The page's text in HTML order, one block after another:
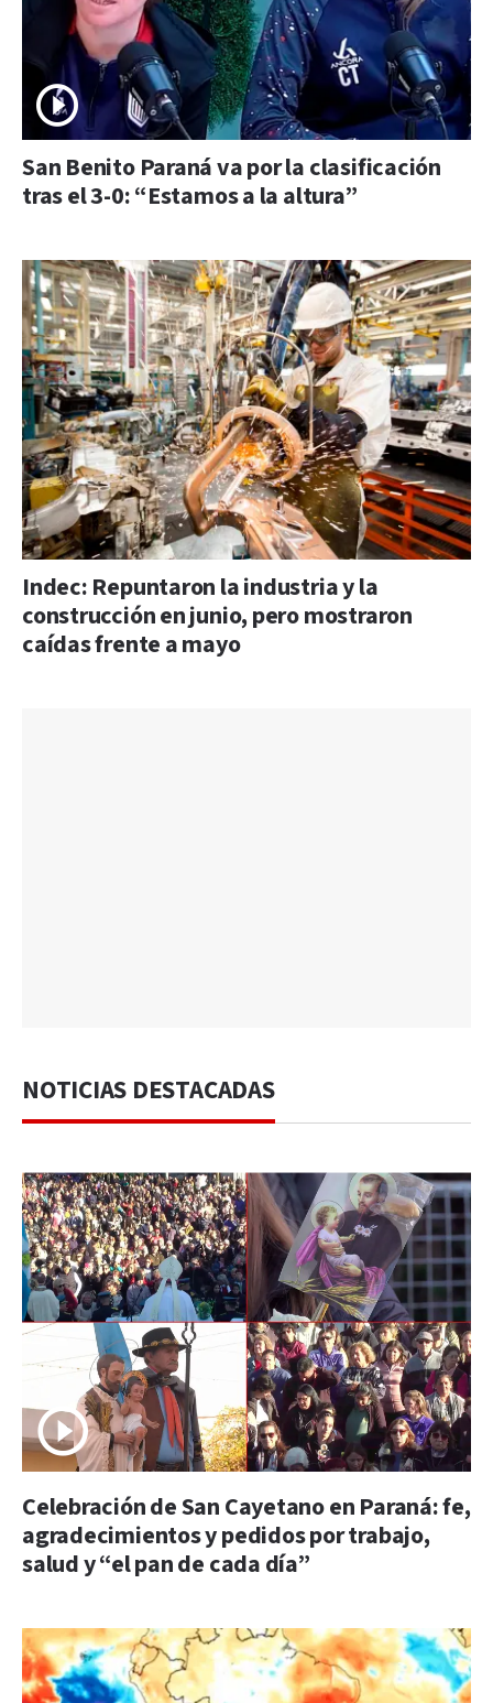
San Benito Paraná va por la clasificación
tras el 3-0: “Estamos a la altura”
Indec: Repuntaron la industria y la
construcción en junio, pero mostraron
caídas frente a mayo
NOTICIAS DESTACADAS
Celebración de San Cayetano en Paraná: fe,
agradecimientos y pedidos por trabajo,
salud y “el pan de cada día”